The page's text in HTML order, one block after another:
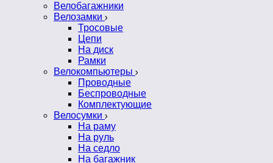
Велобагажники
Велозамки
Тросовые
Цепи
На диск
Рамки
Велокомпьютеры
Проводные
Беспроводные
Комплектующие
Велосумки
На раму
На руль
На седло
На багажник